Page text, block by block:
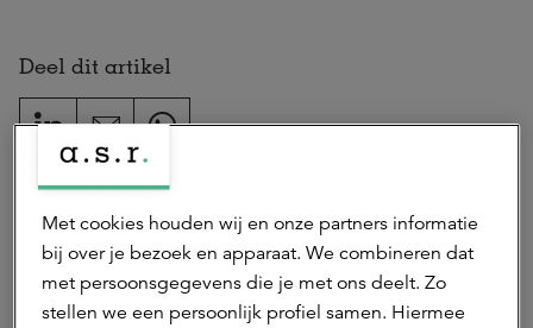
Deel dit artikel
Auteur(s)
Rianne Heuker
marketing & communicatie adviseur
Met cookies houden wij en onze partners informatie
bij over je bezoek en apparaat. We combineren dat
met persoonsgegevens die je met ons deelt. Zo
stellen we een persoonlijk profiel samen. Hiermee